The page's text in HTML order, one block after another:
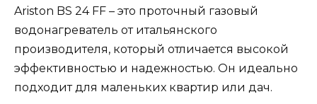
Ariston BS 24 FF – это проточный газовый
водонагреватель от итальянского
производителя, который отличается высокой
эффективностью и надежностью. Он идеально
подходит для маленьких квартир или дач.